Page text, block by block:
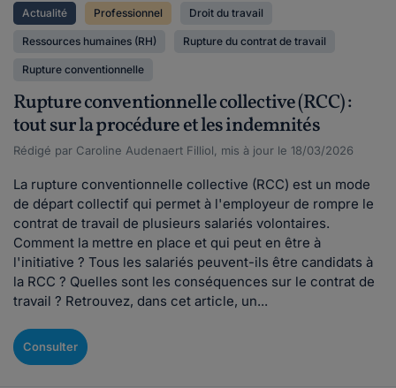
Actualité Professionnel Droit du travail
Ressources humaines (RH) Rupture du contrat de travail
Rupture conventionnelle
Rupture conventionnelle collective (RCC) :
tout sur la procédure et les indemnités
Rédigé par Caroline Audenaert Filliol, mis à jour le 18/03/2026
La rupture conventionnelle collective (RCC) est un mode
de départ collectif qui permet à l'employeur de rompre le
contrat de travail de plusieurs salariés volontaires.
Comment la mettre en place et qui peut en être à
l'initiative ? Tous les salariés peuvent-ils être candidats à
la RCC ? Quelles sont les conséquences sur le contrat de
travail ? Retrouvez, dans cet article, un...
Consulter